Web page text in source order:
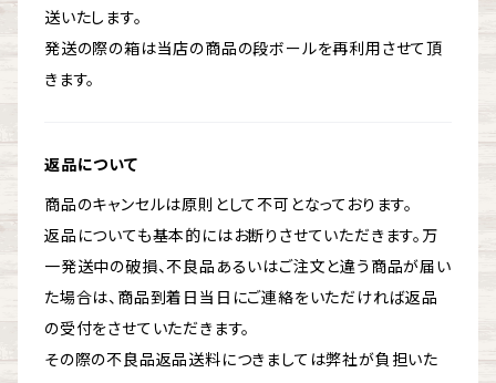
送いたします。
発送の際の箱は当店の商品の段ボールを再利用させて頂
きます。
返品について
商品のキャンセルは原則として不可となっております。
返品についても基本的にはお断りさせていただきます。万
一発送中の破損、不良品あるいはご注文と違う商品が届い
た場合は、商品到着日当日にご連絡をいただければ返品
の受付をさせていただきます。
その際の不良品返品送料につきましては弊社が負担いた